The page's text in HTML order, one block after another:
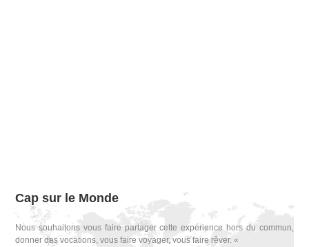
Cap sur le Monde
Nous souhaitons vous faire partager cette expérience hors du commun,
donner des vocations, vous faire voyager, vous faire rêver. «